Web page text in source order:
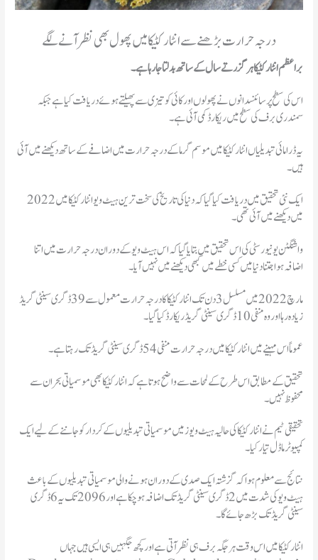
درجہ حرارت بڑھنے سے انٹار کٹیکا میں پھول بھی نظر آنے لگے
براعظم انٹار کٹیکا ہر گزرتے سال کے ساتھ بدلتا جا رہا ہے۔
اس کی سطح پر سائنسدانوں نے پھولوں اور کائی کو تیزی سے پھیلتے ہوئے دریافت کیا ہے جبکہ
سمندری برف کی سطح میں ریکارڈ کمی آئی ہے۔
یہ ڈرامائی تبدیلیاں انٹار کٹیکا میں موسم گرما کے درجہ حرارت میں اضافے کے ساتھ دیکھنے میں آئی
ہیں۔
ایک نئی تحقیق میں دریافت کیا گیا کہ دنیا کی تاریخ کی سخت ترین ہیٹ ویو انٹار کٹیکا میں 2022
میں دیکھنے میں آئی تھی۔
واشنگٹن یونیورسٹی کی اس تحقیق میں بتایا گیا کہ اس ہیٹ ویو کے دوران درجہ حرارت میں اتنا
اضافہ ہوا جتنا دنیا میں کسی خطے میں کبھی دیکھنے میں نہیں آیا۔
مارچ 2022 میں مسلسل 3 دن تک انٹار کٹیکا کا درجہ حرارت معمول سے 39 ڈگری سینٹی گریڈ
زیادہ رہا اور وہ منفی 10 ڈگری سینٹی گریڈ ریکارڈ کیا گیا۔
عموماً اس مہینے میں انٹار کٹیکا میں درجہ حرارت منفی 54 ڈگری سینٹی گریڈ تک رہتا ہے۔
تحقیق کے مطابق اس طرح کے لمحات سے واضح ہوتا ہے کہ انٹار کٹیکا بھی موسمیاتی بحران سے
محفوظ نہیں۔
تحقیقی ٹیم نے انٹار کٹیکا کی حالیہ ہیٹ ویوز میں موسمیاتی تبدیلیوں کے کردار کو جاننے کے لیے ایک
کمپیوٹر ماڈل تیار کیا۔
نتائج سے معلوم ہوا کہ گزشتہ ایک صدی کے دوران ہونے والی موسمیاتی تبدیلیوں کے باعث
ہیٹ ویو کی شدت میں 2 ڈگری سینٹی گریڈ تک اضافہ ہو چکا ہے اور 2096 تک یہ 6 ڈگری
سینٹی گریڈ تک بڑھ جائے گا۔
انٹار کٹیکا میں اس وقت ہر جگہ برف ہی نظر آتی ہے اور کچھ جگہیں ہی ایسی ہیں جہاں